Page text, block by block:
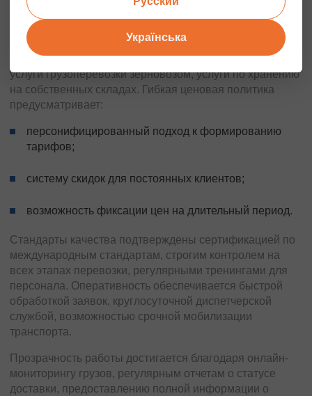
экологическим стандартам Euro-5, Euro-6.
Мы — перевозчик, предлагающий надежные решения:
разработку оптимальных маршрутов, мультимодальные
услуги грузоперевозки зерновозом, услуги по хранению
на собственных складах. Гибкая ценовая политика
предусматривает:
персонифицированный подход к формированию
тарифов;
систему скидок для постоянных клиентов;
возможность фиксации цен на длительный период.
Стандарты качества подтверждены сертификацией по
международным стандартам, строгим контролем на
всех этапах перевозки, регулярными тренингами для
персонала. Оперативность обеспечивается быстрой
обработкой заявок, круглосуточной диспетчерской
службой, возможностью срочной мобилизации
транспорта.
Прозрачность работы достигается благодаря онлайн-
мониторингу грузов, регулярным отчетам о статусе
доставки, предоставлению полной информации о
Українська